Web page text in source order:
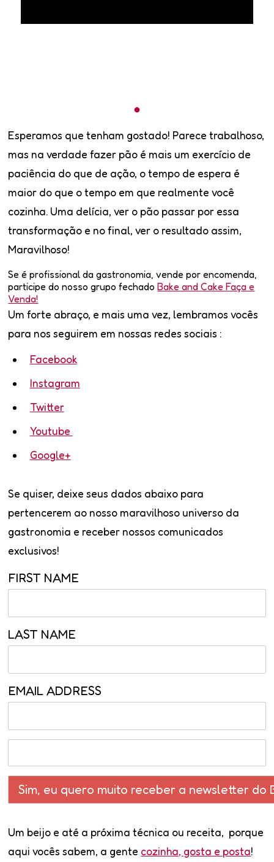
Esperamos que tenham gostado! Parece trabalhoso,
mas na verdade fazer pão é mais um exercício de
paciência do que de ação, o tempo de espera é
maior do que o tempo em que realmente você
cozinha. Uma delícia, ver o pão passar por essa
transformação e no final, ver o resultado assim,
Maravilhoso!
Se é profissional da gastronomia, vende por encomenda,
participe do nosso grupo fechadoBake and Cake Faça e
Venda!
Um forte abraço, e mais uma vez, lembramos vocês
para nos seguirem em nossas redes sociais :
Facebook
Instagram
Twitter
Youtube
Google+
Se quiser, deixe seus dados abaixo para
pertencerem ao nosso maravilhoso universo da
gastronomia e receber nossos comunicados
exclusivos!
FIRST NAME
LAST NAME
EMAIL ADDRESS
Um beijo e até a próxima técnica ou receita, porque
aqui vocês sabem, a gente cozinha, gosta e posta!